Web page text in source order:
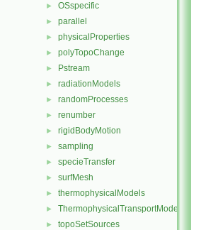
► OSspecific
► parallel
► physicalProperties
► polyTopoChange
► Pstream
► radiationModels
► randomProcesses
► renumber
► rigidBodyMotion
► sampling
► specieTransfer
► surfMesh
► thermophysicalModels
► ThermophysicalTransportModels
► topoSetSources